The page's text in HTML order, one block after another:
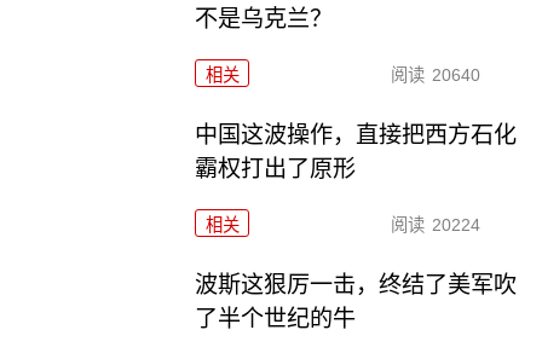
不是乌克兰？
相关 阅读 20640
中国这波操作，直接把西方石化
霸权打出了原形
相关 阅读 20224
波斯这狠厉一击，终结了美军吹
了半个世纪的牛